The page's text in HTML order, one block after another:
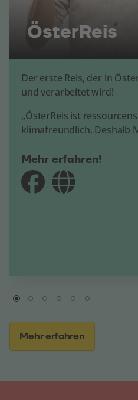
ÖsterReis
Der erste Reis, der in
und verarbeitet wird!
„ÖsterReis ist
klimafreundlich. Deshalb
Mehr erfahren!
Mehr erfahren